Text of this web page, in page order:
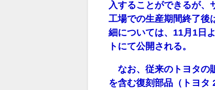
入することができるが、
工場での生産期間終了後
細については、11月1日
トにて公開される。
なお、従来のトヨタの
を含む復刻部品（トヨタ